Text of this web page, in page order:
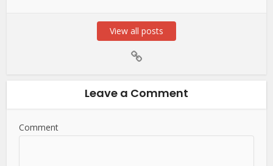
View all posts
Leave a Comment
Comment